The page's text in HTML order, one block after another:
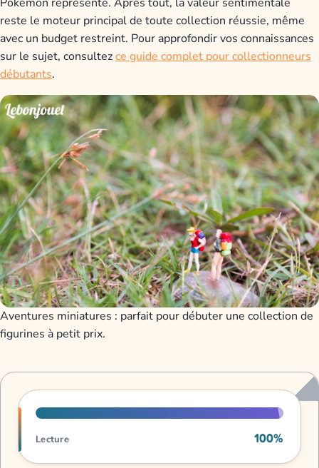
reste le moteur principal de toute collection réussie, même
avec un budget restreint. Pour approfondir vos connaissances
sur le sujet, consultezce guide complet pour collectionneurs
débutants.
Aventures miniatures : parfait pour débuter une collection de
figurines à petit prix.
Progression de lecture
Lecture 100%